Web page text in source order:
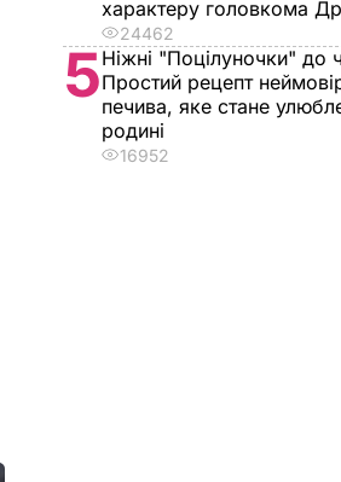
характеру головкома
24462
5Ніжні "Поцілуночки" до
Простий рецепт
печива, яке стане
родині
16952